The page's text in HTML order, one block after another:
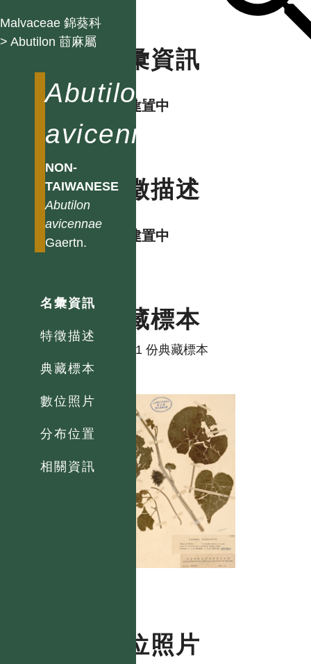
Malvaceae 錦葵科
> Abutilon 莔麻屬
Abutilon
avicennae
NON-
TAIWANESE
Abutilon
avicennae
Gaertn.
名彙資訊
特徵描述
典藏標本
數位照片
分布位置
相關資訊
名彙資訊
資料建置中
特徵描述
資料建置中
典藏標本
共有 1 份典藏標本
數位照片